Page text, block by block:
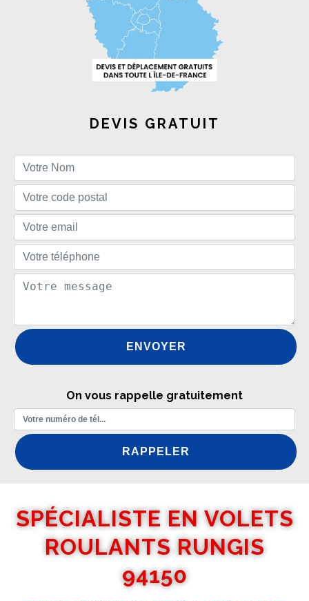
DEVIS GRATUIT
On vous rappelle gratuitement
SPÉCIALISTE EN VOLETS
ROULANTS RUNGIS
94150